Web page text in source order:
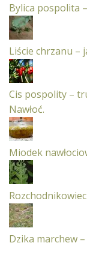
Bylica pospolita
Liście chrzanu –
Cis pospolity –
Nawłoć.
Miodek
Dzika marchew